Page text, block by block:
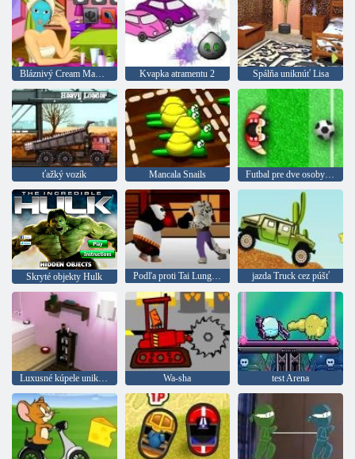
Bláznivý Cream Makeup Kvapka atramentu 2 Spálňa uniknúť Lisa
ťažký vozík Mancala Snails Futbal pre dve osoby: Brankár
Skryté objekty Hulk Podľa proti Tai Lung Boxing jazda Truck cez púšť
Wa-sha test Arena